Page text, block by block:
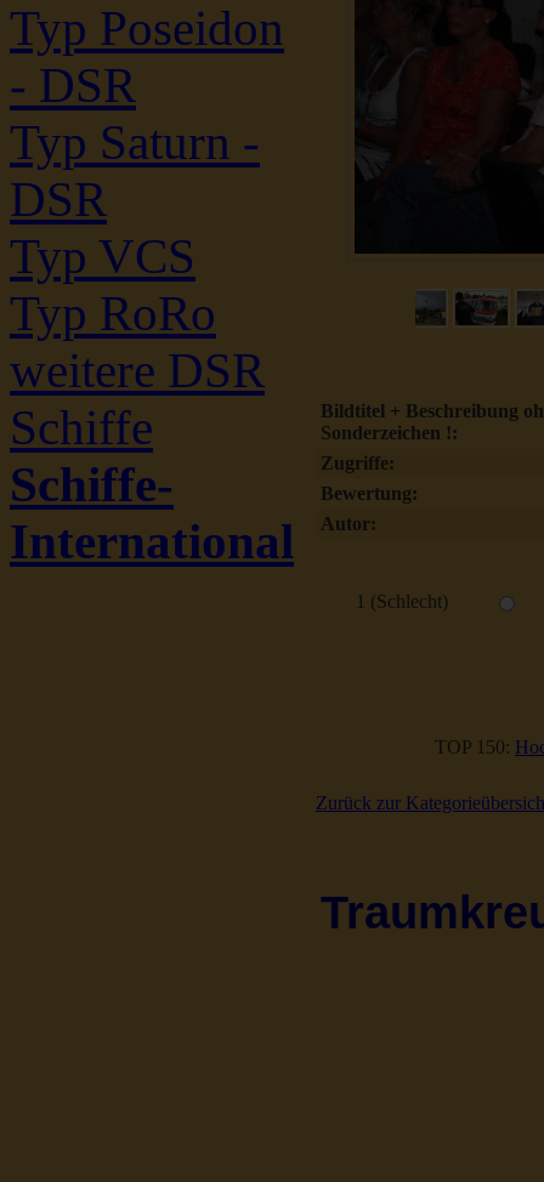
Typ Poseidon
- DSR
Typ Saturn -
DSR
Typ VCS
Typ RoRo
weitere DSR
Schiffe
Schiffe-
International
Bildtitel + Beschreibung
Sonderzeichen !:
Zugriffe:
Bewertung:
Autor:
1 (Schlecht)
TOP 150:
Zurück zur